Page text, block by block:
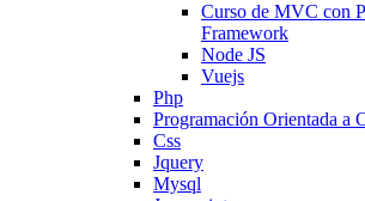
Curso de MVC con
Framework
Node JS
Vuejs
Php
Programación Orientada a
Css
Jquery
Mysql